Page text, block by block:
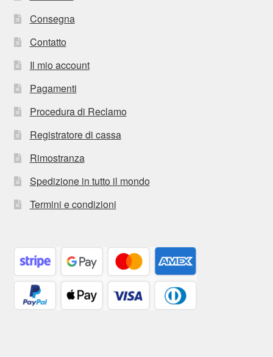
Consegna
Contatto
Il mio account
Pagamenti
Procedura di Reclamo
Registratore di cassa
Rimostranza
Spedizione in tutto il mondo
Termini e condizioni